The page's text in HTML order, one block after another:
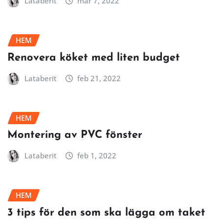
HEM
Renovera köket med liten budget
Lataberit feb 21, 2022
HEM
Montering av PVC fönster
Lataberit feb 1, 2022
HEM
3 tips för den som ska lägga om taket